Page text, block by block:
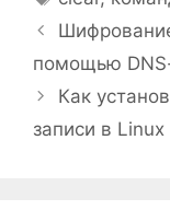
помощью
Как
записи в Linux